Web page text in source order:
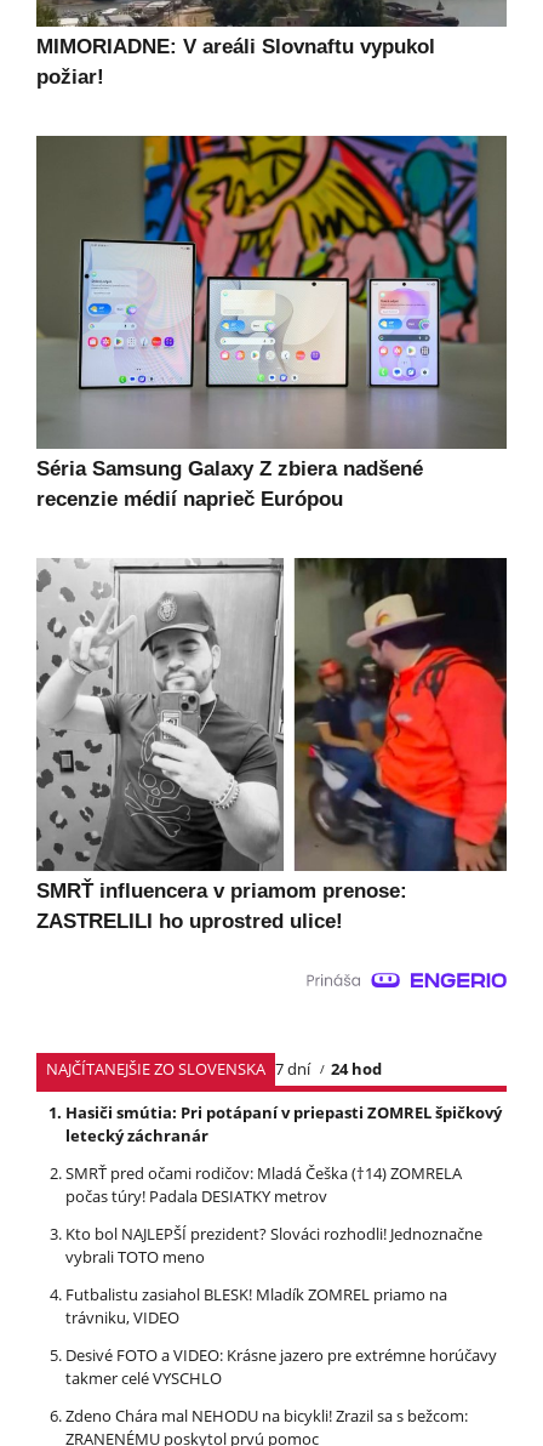
MIMORIADNE: V areáli Slovnaftu vypukol
požiar!
Séria Samsung Galaxy Z zbiera nadšené
recenzie médií naprieč Európou
SMRŤ influencera v priamom prenose:
ZASTRELILI ho uprostred ulice!
NAJČÍTANEJŠIE ZO SLOVENSKA 7 dní
24 hod
Hasiči smútia: Pri potápaní v priepasti ZOMREL špičkový
letecký záchranár
SMRŤ pred očami rodičov: Mladá Češka (†14) ZOMRELA
počas túry! Padala DESIATKY metrov
Kto bol NAJLEPŠÍ prezident? Slováci rozhodli! Jednoznačne
vybrali TOTO meno
Futbalistu zasiahol BLESK! Mladík ZOMREL priamo na
trávniku, VIDEO
Desivé FOTO a VIDEO: Krásne jazero pre extrémne horúčavy
takmer celé VYSCHLO
Zdeno Chára mal NEHODU na bicykli! Zrazil sa s bežcom:
ZRANENÉMU poskytol prvú pomoc